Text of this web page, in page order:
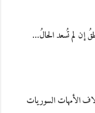
إن لم تُسعد الحالُ…
الأمهات السوريات